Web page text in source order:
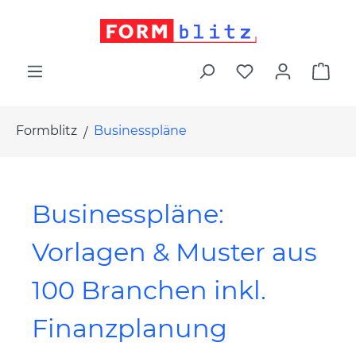
Formblitz Businesspläne
Businesspläne:
Vorlagen & Muster aus
100 Branchen inkl.
Finanzplanung